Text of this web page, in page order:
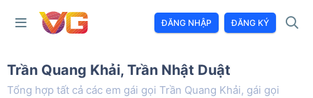
ĐĂNG NHẬP ĐĂNG KÝ
Trần Quang Khải, Trần Nhật Duật
Tổng hợp tất cả các em gái gọi Trần Quang Khải, gái gọi